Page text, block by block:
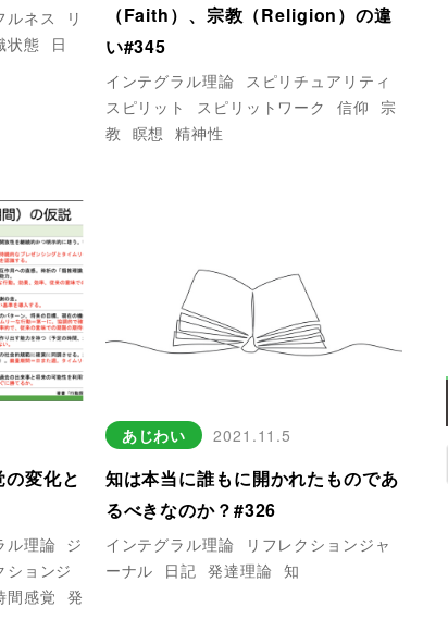
ルネス
リ
状態
日
（Faith）、宗教（Religion）の違
い#345
インテグラル理論
スピリチュアリティ
スピリット
スピリットワーク 信仰
宗
教 瞑想 精神性
変化と
ル理論 ジ
ションジ
間感覚 発
あじわい 2021.11.5
知は本当に誰もに開かれたものであ
るべきなのか？#326
インテグラル理論
リフレクションジャ
ーナル
日記 発達理論 知